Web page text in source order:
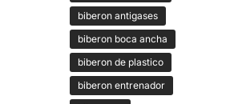
biberon antigases
biberon boca ancha
biberon de plastico
biberon entrenador